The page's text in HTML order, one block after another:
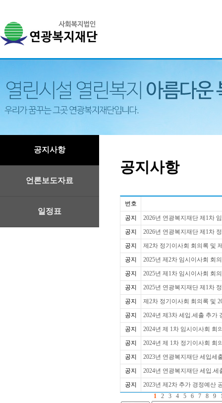
공지사항
언론보도자료
일정표
공지사항
번호
공지
2026년 연광복지재단 제1차
공지
2026년 연광복지재단 제1차
공지
제2차 정기이사회 회의록 및
공지
2025년 제2차 임시이사회 회
공지
2025년 제1차 임시이사회 회
공지
2025년 연광복지재단 제1차
공지
제2차 정기이사회 회의록 및
공지
2024년 제3차 세입.세출 추가
공지
2024년 제 1차 임시이사회 회
공지
2024년 제 1차 정기이사회 회
공지
2023년 연광복지재단 세입세
공지
2024년 연광복지재단 세입.세
공지
2023년 제2차 추가 경정예산
1
2 3 4 5 6 7 8 9